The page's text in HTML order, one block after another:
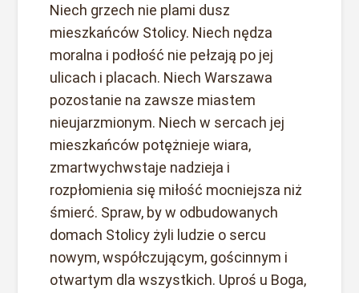
Niech grzech nie plami dusz
mieszkańców Stolicy. Niech nędza
moralna i podłość nie pełzają po jej
ulicach i placach. Niech Warszawa
pozostanie na zawsze miastem
nieujarzmionym. Niech w sercach jej
mieszkańców potężnieje wiara,
zmartwychwstaje nadzieja i
rozpłomienia się miłość mocniejsza niż
śmierć. Spraw, by w odbudowanych
domach Stolicy żyli ludzie o sercu
nowym, współczującym, gościnnym i
otwartym dla wszystkich. Uproś u Boga,